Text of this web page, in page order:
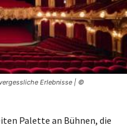
Erlebnisse | ©
Palette an Bühnen, die